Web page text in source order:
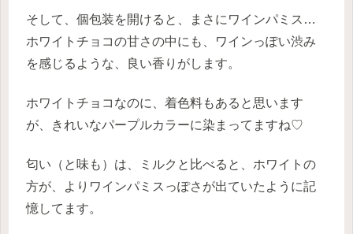
そして、個包装を開けると、まさにワインパミス…
ホワイトチョコの甘さの中にも、ワインっぽい渋み
を感じるような、良い香りがします。
ホワイトチョコなのに、着色料もあると思います
が、きれいなパープルカラーに染まってますね♡
匂い（と味も）は、ミルクと比べると、ホワイトの
方が、よりワインパミスっぽさが出ていたように記
憶してます。